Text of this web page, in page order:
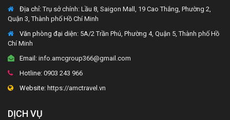
Địa chỉ:Trụ sở chính: Lầu 8, Saigon Mall, 19 Cao Thắng, Phường 2,
Quận 3, Thành phố Hồ Chí Minh
Văn phòng đại diện: 5A/2 Trần Phú, Phường 4, Quận 5, Thành phố Hồ
Chí Minh
Email: info.amcgroup366@gmail.com
Hotline: 0903 243 966
Website: https://amctravel.vn
DỊCH VỤ